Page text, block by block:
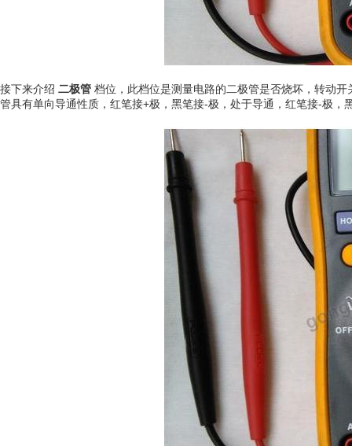
接下来介绍 二极管 档位，此档位是测量电路的二极管是否烧坏，转动开
管具有单向导通性质，红笔接+极，黑笔接-极，处于导通，红笔接-极，